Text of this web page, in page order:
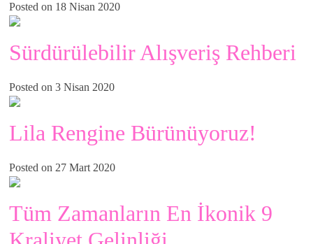
Posted on 18 Nisan 2020
Sürdürülebilir Alışveriş Rehberi
Posted on 3 Nisan 2020
Lila Rengine Bürünüyoruz!
Posted on 27 Mart 2020
Tüm Zamanların En İkonik 9